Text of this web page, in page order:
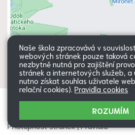
Všechna práva vyhrazena. Copyright
|Přihlásit|
Přístupnost stránek|Pravidla
Naše škola zpracovává v
webových stránek pouze taková
nezbytně nutná pro zajištění
stránek a internetových služeb, a
nutno získat souhlas uživatele
relační cookies). Pravidla cookies
ROZUMÍM